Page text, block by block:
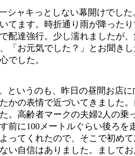
シャキっとしない幕開けでし
てます。時折通り雨が降った
配達強行。少し濡れましたが
「お元気でした？」とお聞き
でした。
というのも、昨日の昼間お店
かの表情で近づいてきました
。高齢者マークの夫婦2人の
前に100メートルぐらい後ろ
ってくれたので、そこで初め
い自信はありました。まして